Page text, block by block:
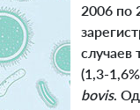
2006 по
случаев
(1,3-
bovis.